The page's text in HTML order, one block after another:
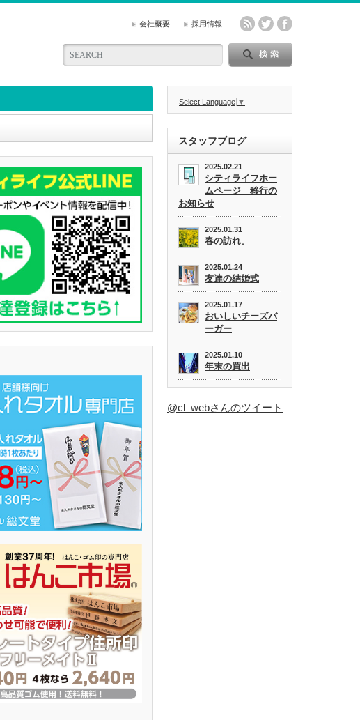
会社概要 採用情報
Select Language ▼
スタッフブログ
2025.02.21
シティライフホー
ムページ 移行の
お知らせ
2025.01.31
春の訪れ。
2025.01.24
友達の結婚式
2025.01.17
おいしいチーズバ
ーガー
2025.01.10
年末の買出
@cl_webさんのツイート